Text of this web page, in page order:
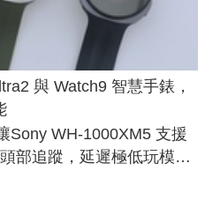
與 Watch9 智慧手錶，
Sony WH-1000XM5 支援
部追蹤，延遲極低玩模擬